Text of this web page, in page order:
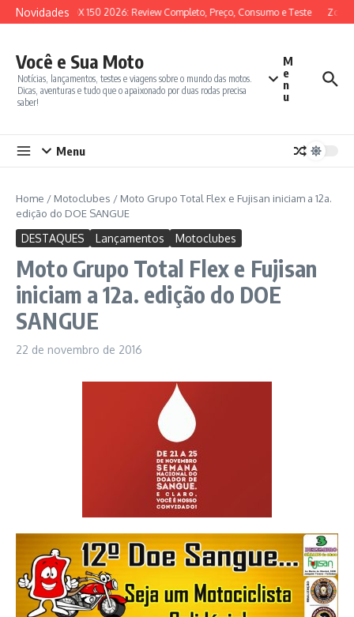
Ir para o conteúdo
Novidades
SYM ADX 150 2026: Review Completo, Preço, Consumo e Teste
Você e Sua Moto
Notícias, lançamentos, testes e viagens sobre o mundo das motos.
Dicas, aventuras e tudo que o apaixonado por duas rodas precisa
saber!
M
e
n
u
Menu
Home / Motoclubes / Moto Grupo Total Flex e Fujisan iniciam a 12a.
edição do DOE SANGUE
DESTAQUES Lançamentos Motoclubes
Moto Grupo Total Flex e Fujisan
iniciam a 12a. edição do DOE
SANGUE
22 de novembro de 2016